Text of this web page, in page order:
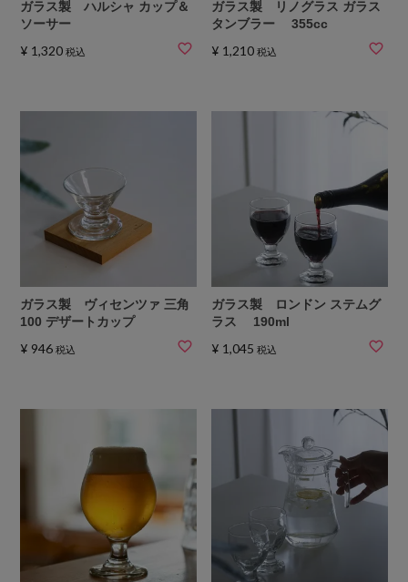
ガラス製 ハルシャ カップ＆
ソーサー
¥ 1,320 税込
ガラス製 リノグラス ガラス
タンブラー 355cc
¥ 1,210 税込
ガラス製 ヴィセンツァ 三角
100 デザートカップ
¥ 946 税込
ガラス製 ロンドン ステムグ
ラス 190ml
¥ 1,045 税込